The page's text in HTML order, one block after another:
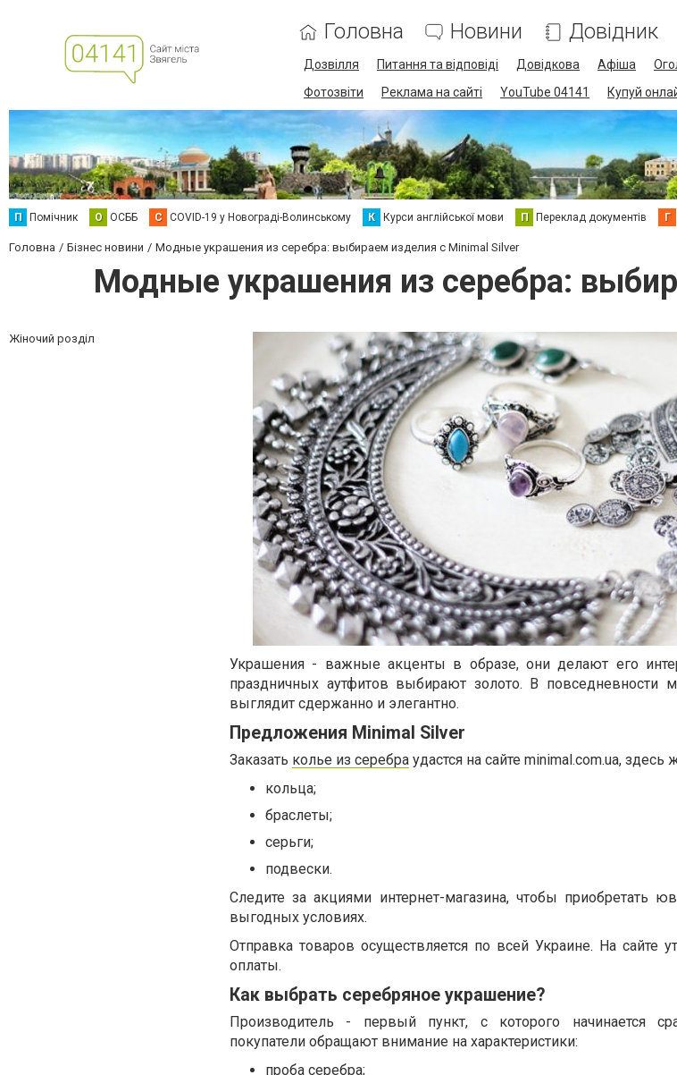
Головна Новини Довідник
Дозвілля Питання та відповіді Довідкова Афіша
Фотозвіти
Реклама на сайті YouTube 04141 Купуй
П Помічник О ОСББ C COVID-19 у Новограді-Волинському К Курси англійської мови П Переклад документів Г
Головна Бізнес новини Модные украшения из серебра: выбираем изделия с Minimal Silver
Модные украшения из серебра:
Жіночий розділ
Украшения - важные акценты в образе, они делают его
праздничных аутфитов выбирают золото. В повседневности
выглядит сдержанно и элегантно.
Предложения Minimal Silver
Заказать колье из серебра удастся на сайте minimal.com.ua, здесь
кольца;
браслеты;
серьги;
подвески.
Следите за акциями интернет-магазина, чтобы приобретать
выгодных условиях.
Отправка товаров осуществляется по всей Украине. На сайте
оплаты.
Как выбрать серебряное украшение?
Производитель - первый пункт, с которого начинается
покупатели обращают внимание на характеристики:
проба серебра;